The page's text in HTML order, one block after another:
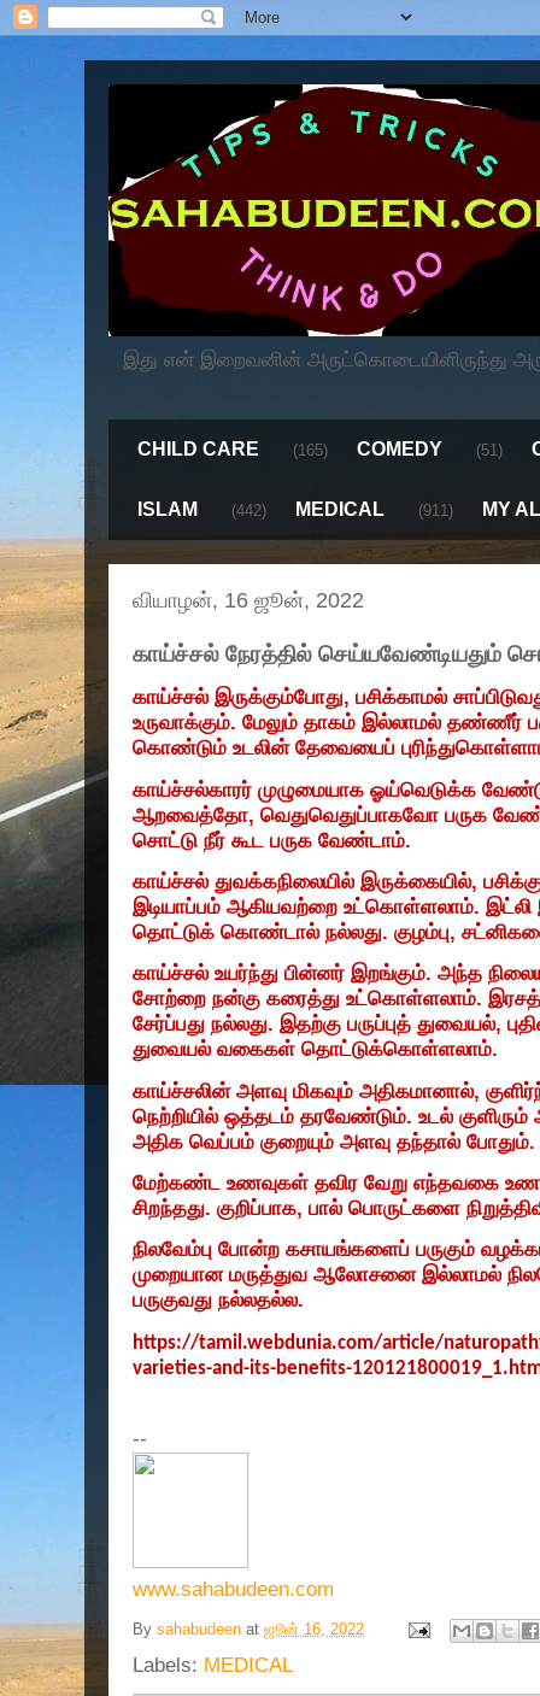
இது என் இறைவனின் அருட்கொடையிளிருந்து
CHILD CARE (165) COMEDY (51)
ISLAM (442) MEDICAL (911) MY
வியாழன், 16 ஜூன், 2022
காய்ச்சல் நேரத்தில் செய்யவேண்டியதும்
காய்ச்சல் இருக்கும்போது, பசிக்காமல்
உருவாக்கும். மேலும் தாகம் இல்லாமல் தண்ணீர்
கொண்டும் உடலின் தேவையைப்
காய்ச்சல்காரர் முழுமையாக ஓய்வெடுக்க
ஆறவைத்தோ, வெதுவெதுப்பாகவோ பருக
சொட்டு நீர் கூட பருக வேண்டாம்.
காய்ச்சல் துவக்கநிலையில் இருக்கையில்,
இடியாப்பம் ஆகியவற்றை உட்கொள்ளலாம். இட்லி
தொட்டுக் கொண்டால் நல்லது. குழம்பு,
காய்ச்சல் உயர்ந்து பின்னர் இறங்கும். அந்த
சோற்றை நன்கு கரைத்து உட்கொள்ளலாம்.
சேர்ப்பது நல்லது. இதற்கு பருப்புத் துவையல்,
துவையல் வகைகள் தொட்டுக்கொள்ளலாம்.
காய்ச்சலின் அளவு மிகவும் அதிகமானால்,
நெற்றியில் ஒத்தடம் தரவேண்டும். உடல் குளிரும்
அதிக வெப்பம் குறையும் அளவு தந்தால் போதும்.
மேற்கண்ட உணவுகள் தவிர வேறு எந்தவகை
சிறந்தது. குறிப்பாக, பால் பொருட்களை
நிலவேம்பு போன்ற கசாயங்களைப் பருகும்
முறையான மருத்துவ ஆலோசனை இல்லாமல்
பருகுவது நல்லதல்ல.
https://tamil.webdunia.com/article/
varieties-and-its-benefits-
--
www.sahabudeen.com
By sahabudeen at ஜூன் 16, 2022
Labels: MEDICAL